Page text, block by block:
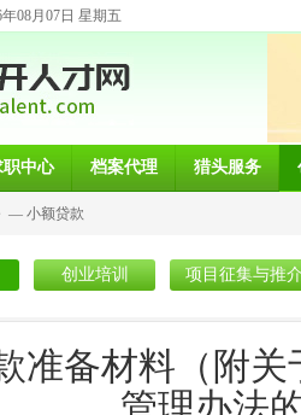
08月07日 星期五
职中心 档案代理 猎头服务
— 小额贷款
创业培训 项目征集与推
准备材料（附